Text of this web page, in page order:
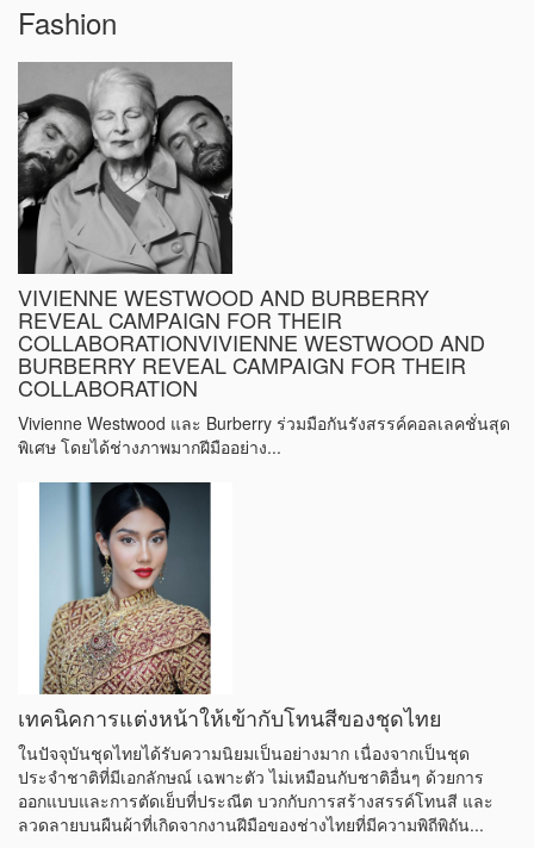
Fashion
VIVIENNE WESTWOOD AND BURBERRY
REVEAL CAMPAIGN FOR THEIR
COLLABORATIONVIVIENNE WESTWOOD AND
BURBERRY REVEAL CAMPAIGN FOR THEIR
COLLABORATION
Vivienne Westwood และ Burberry ร่วมมือกันรังสรรค์คอลเลคชั่นสุด
พิเศษ โดยได้ช่างภาพมากฝีมืออย่าง...
เทคนิคการแต่งหน้าให้เข้ากับโทนสีของชุดไทย
ในปัจจุบันชุดไทยได้รับความนิยมเป็นอย่างมาก เนื่องจากเป็นชุด
ประจำชาติที่มีเอกลักษณ์ เฉพาะตัว ไม่เหมือนกับชาติอื่นๆ ด้วยการ
ออกแบบและการตัดเย็บที่ประณีต บวกกับการสร้างสรรค์โทนสี และ
ลวดลายบนผืนผ้าที่เกิดจากงานฝีมือของช่างไทยที่มีความพิถีพิถัน...